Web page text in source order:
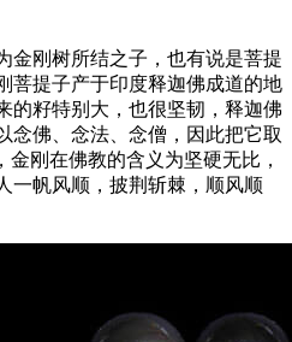
金刚树所结之子，也有说是菩提
菩提子产于印度释迦佛成道的地
的籽特别大，也很坚韧，释迦佛
念佛、念法、念僧，因此把它取
金刚在佛教的含义为坚硬无比，
一帆风顺，披荆斩棘，顺风顺